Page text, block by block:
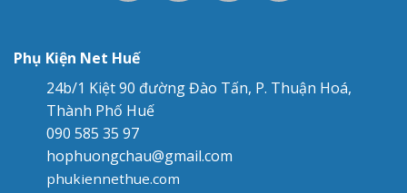
Phụ Kiện Net Huế
24b/1 Kiệt 90 đường Đào Tấn, P. Thuận Hoá,
Thành Phố Huế
090 585 35 97
hophuongchau@gmail.com
phukiennethue.com